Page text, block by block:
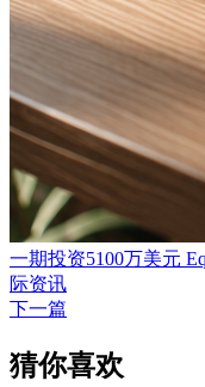
一期投资5100万美元
际资讯
下一篇
猜你喜欢